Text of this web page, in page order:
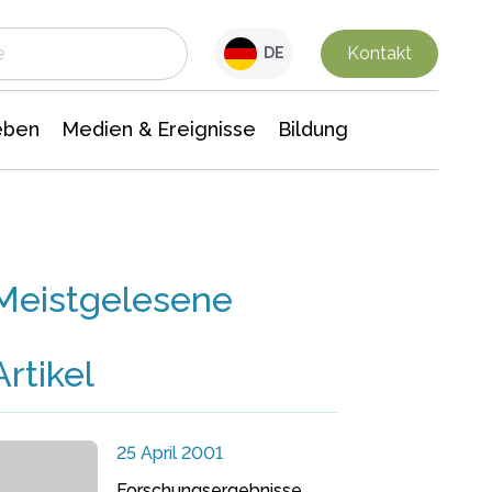
DE Kontakt
Medien & Ereignisse Bildung
25 April 2001